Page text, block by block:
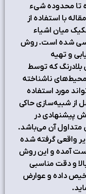
تا محدوده شیء
با استفاده از
میان اشیاء
شده است. روش
و تهیه
که توسط
ناشناخته
مورد استفاده
از شبیه‌سازی حاکی
پیشنهادی در
آن می‌باشد.
واقعی گرفته شده
آمده و این روش
و دقت مناسبی
داده و عوارض